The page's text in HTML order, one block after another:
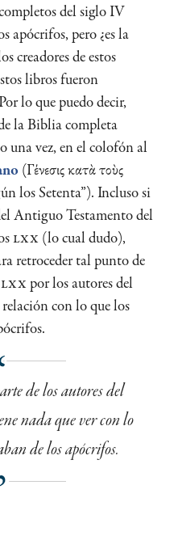
del siglo IV
apócrifos, pero ¿es la
creadores de estos
libros fueron
lo que puedo decir,
la Biblia completa
una vez, en el colofón al
(Γένεσις κατὰ τοὺς
los Setenta”). Incluso si
Antiguo Testamento del
LXX (lo cual dudo),
retroceder tal punto de
LXX por los autores del
con lo que los
de los autores del
nada que ver con lo
de los apócrifos.